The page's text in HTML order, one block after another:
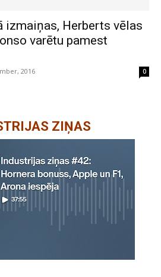
izmaiņas, Herberts vēlas
varētu pamest
2016 0
ZIŅAS